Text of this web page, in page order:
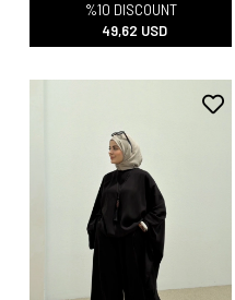
%10 DISCOUNT
49,62 USD